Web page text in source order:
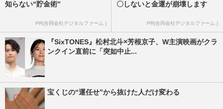
知らない“貯金術”
PR(合同会社デジタルファーム )
〇しないと金運が崩壊します
PR(合同会社デジタルファーム )
『SixTONES』松村北斗×芳根京子、W主演映画がクラ
ンクイン直前に「突如中止...
宝くじの“運任せ”から抜けた人だけ変わる